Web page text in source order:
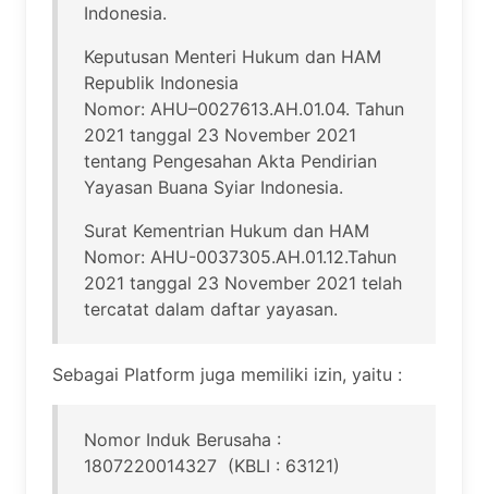
Indonesia.
Keputusan Menteri Hukum dan HAM
Republik Indonesia
Nomor: AHU–0027613.AH.01.04. Tahun
2021 tanggal 23 November 2021
tentang Pengesahan Akta Pendirian
Yayasan Buana Syiar Indonesia.
Surat Kementrian Hukum dan HAM
Nomor: AHU-0037305.AH.01.12.Tahun
2021 tanggal 23 November 2021 telah
tercatat dalam daftar yayasan.
Sebagai Platform juga memiliki izin, yaitu :
Nomor Induk Berusaha :
1807220014327 (KBLI : 63121)